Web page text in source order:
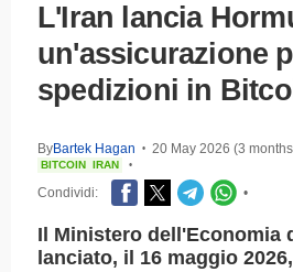
L'Iran lancia
un'assicurazione
spedizioni in
ByBartek Hagan • 20 May 2026 (3
BITCOIN IRAN •
Condividi: •
Il Ministero dell'Economia
lanciato, il 16 maggio